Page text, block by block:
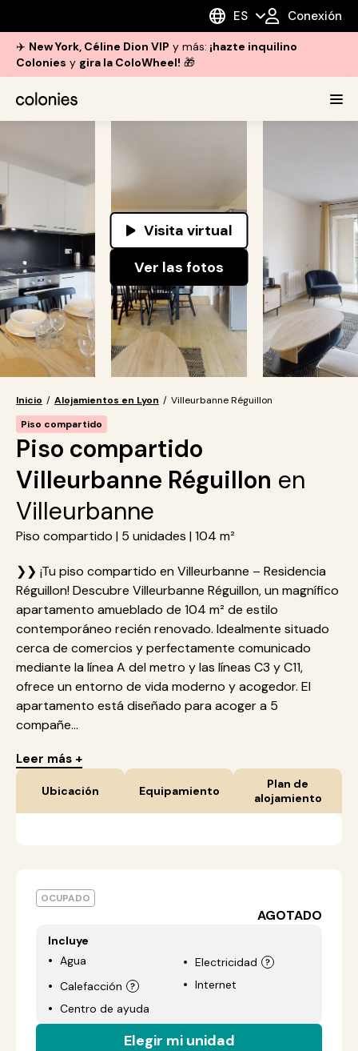
ES Conexión
✈️ New York, Céline Dion VIP y más: ¡hazte inquilino
Colonies y gira la ColoWheel! 🎁
Visita virtual
Ver las fotos
Inicio / Alojamientos en Lyon / Villeurbanne Réguillon
Piso compartido
Piso compartido
Villeurbanne Réguillon en
Villeurbanne
Piso compartido | 5 unidades | 104 m²
❯❯ ¡Tu piso compartido en Villeurbanne – Residencia
Réguillon! Descubre Villeurbanne Réguillon, un magnífico
apartamento amueblado de 104 m² de estilo
contemporáneo recién renovado. Idealmente situado
cerca de comercios y perfectamente comunicado
mediante la línea A del metro y las líneas C3 y C11,
ofrece un entorno de vida moderno y acogedor. El
apartamento está diseñado para acoger a 5
compañe...
Leer más +
Ubicación Equipamiento
Plan de
alojamiento
OCUPADO
AGOTADO
Incluye
Agua
Electricidad
Calefacción
Internet
Centro de ayuda
Elegir mi unidad